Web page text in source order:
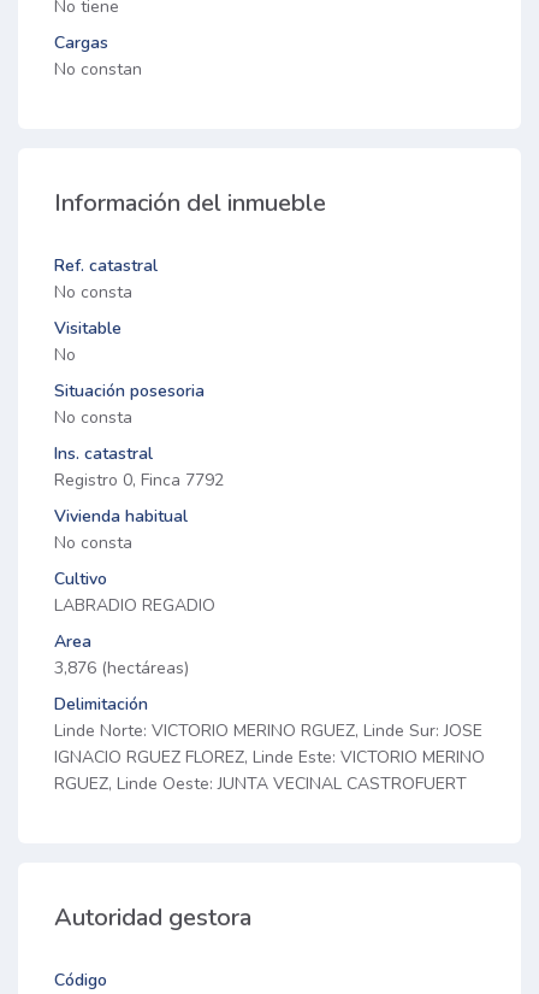
No tiene
Cargas
No constan
Información del inmueble
Ref. catastral
No consta
Visitable
No
Situación posesoria
No consta
Ins. catastral
Registro 0, Finca 7792
Vivienda habitual
No consta
Cultivo
LABRADIO REGADIO
Area
3,876 (hectáreas)
Delimitación
Linde Norte: VICTORIO MERINO RGUEZ, Linde Sur: JOSE
IGNACIO RGUEZ FLOREZ, Linde Este: VICTORIO MERINO
RGUEZ, Linde Oeste: JUNTA VECINAL CASTROFUERT
Autoridad gestora
Código